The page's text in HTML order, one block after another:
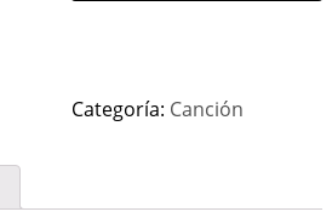
Categoría: Canción